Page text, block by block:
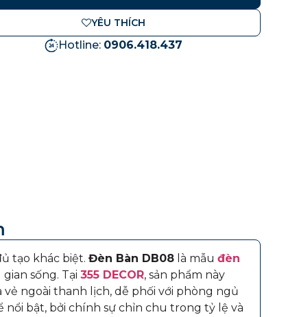
YÊU THÍCH
Hotline: 0906.418.437
tạo khác biệt. Đèn Bàn DB08là mẫu đèn
sống. Tại 355 DECOR, sản phẩm này
ngoài thanh lịch, dễ phối với phòng ngủ
bật, bởi chính sự chỉn chu trong tỷ lệ và